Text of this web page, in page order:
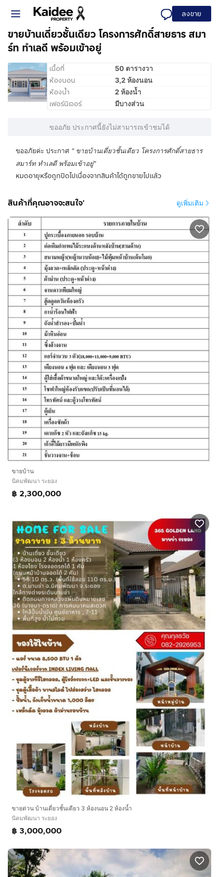
ลงขาย
ขายบ้านเดี่ยวชั้นเดียว โครงการศักดิ์สายธาร สมา
ร์ท ทำเลดี พร้อมเข้าอยู่
เนื้อที่ 50 ตารางวา
ห้องนอน 3,2 ห้องนอน
ห้องน้ำ 2 ห้องน้ำ
เฟอร์นิเจอร์ มีบางส่วน
ขออภัย ประกาศนี้ยังไม่สามารถเข้าชมได้
ขออภัยค่ะ ประกาศ "ขายบ้านเดี่ยวชั้นเดียว โครงการศักดิ์สายธาร
สมาร์ท ทำเลดี พร้อมเข้าอยู่"
หมดอายุหรือถูกปิดไปเนื่องจากสินค้าได้ถูกขายไปแล้ว
สินค้าที่คุณอาจจะสนใจ' ดูเพิ่มเติม
ขายบ้าน
นิคมพัฒนา ระยอง
฿ 2,300,000
ขายด่วน บ้านเดี่ยวชั้นเดียว 3 ห้องนอน 2 ห้องน้ำ
นิคมพัฒนา ระยอง
฿ 3,000,000